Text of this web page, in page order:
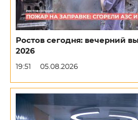
Ростов сегодня: вечерний
2026
19:51 05.08.2026